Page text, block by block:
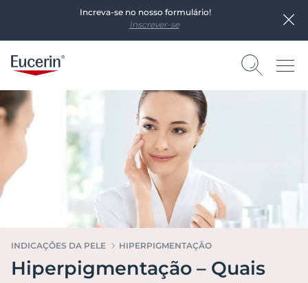
Increva-se no nosso formulário!
Inscrever-se
INDICAÇÕES DA PELE HIPERPIGMENTAÇÃO
Hiperpigmentação – Quais